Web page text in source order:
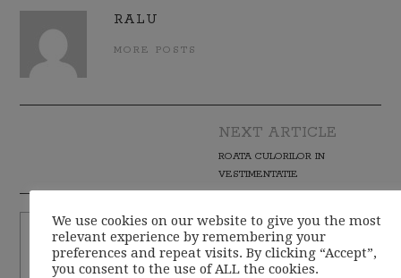
RALU
MORE POSTS
NEXT ARTICLE
ROATA CULORILOR IN
VESTIMENTATIE
We use cookies on our website to give you the most
relevant experience by remembering your
preferences and repeat visits. By clicking “Accept”,
you consent to the use of ALL the cookies.